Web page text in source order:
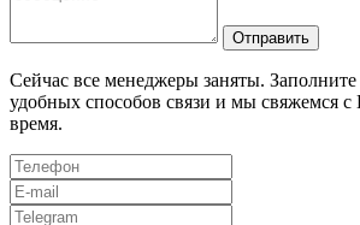
Отправить
Сейчас все менеджеры заняты.
удобных способов связи и мы свяжемся
время.